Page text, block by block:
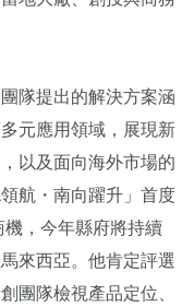
隊提出的解決方案涵
元應用領域，展現新
以及面向海外市場的
航・南向躍升」首度
，今年縣府將持續
來西亞。他肯定評選
團隊檢視產品定位、